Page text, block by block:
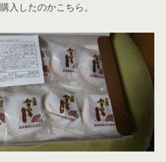
入したのかこちら。